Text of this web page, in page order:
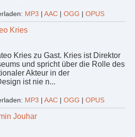
MP3 | AAC | OGG | OPUS
Kries
Kries zu Gast. Kries ist Direktor
und spricht über die Rolle des
Akteur in der
ist nie n...
MP3 | AAC | OGG | OPUS
Jouhar